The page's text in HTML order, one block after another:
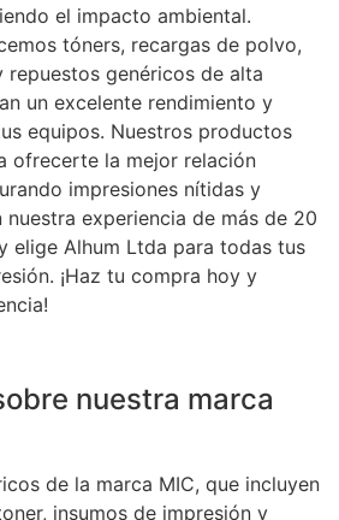
el impacto ambiental.
tóners, recargas de polvo,
genéricos de alta
un excelente rendimiento y
equipos. Nuestros productos
ofrecerte la mejor relación
impresiones nítidas y
nuestra experiencia de más de 20
elige Alhum Ltda para todas tus
¡Haz tu compra hoy y
nuestra marca
de la marca MIC, que incluyen
insumos de impresión y